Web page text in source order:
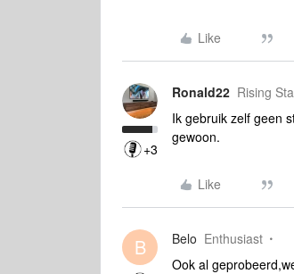
Like
+3
Ronald22 Rising
Ik gebruik zelf geen
gewoon.
Like
B Belo Enthusiast
Ook al